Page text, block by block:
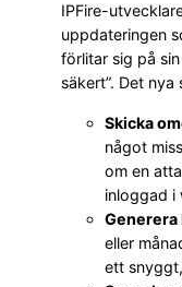
IPFire-
uppdateringen
förlitar sig på
säkert”. Det nya
Skicka
något
om en
inloggad i
Generera
eller
ett